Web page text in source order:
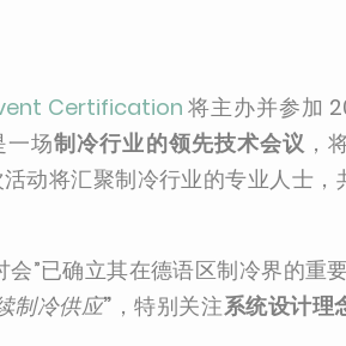
Certification 将主办并参加
一场制冷行业的领先技术会议，
动将汇聚制冷行业的专业人士
会”已确立其在德语区制冷界的重
制冷供应” ，特别关注系统设计理